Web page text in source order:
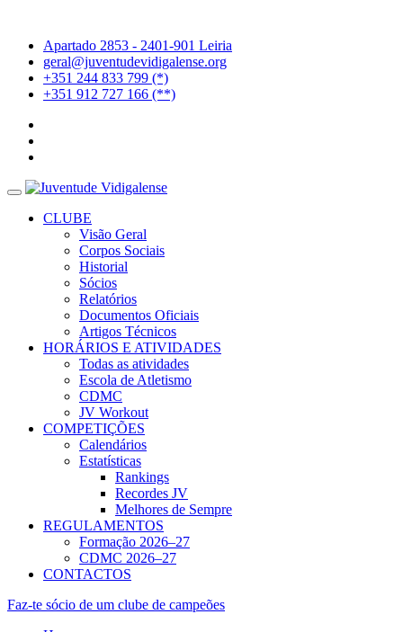
Apartado 2853 - 2401-901 Leiria
geral@juventudevidigalense.org
+351 244 833 799 (*)
+351 912 727 166 (**)
CLUBE
Visão Geral
Corpos Sociais
Historial
Sócios
Relatórios
Documentos Oficiais
Artigos Técnicos
HORÁRIOS E ATIVIDADES
Todas as atividades
Escola de Atletismo
CDMC
JV Workout
COMPETIÇÕES
Calendários
Estatísticas
Rankings
Recordes JV
Melhores de Sempre
REGULAMENTOS
Formação 2026–27
CDMC 2026–27
CONTACTOS
Faz-te sócio de um clube de campeões